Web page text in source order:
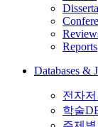
Reports
Databases &
전자
학술